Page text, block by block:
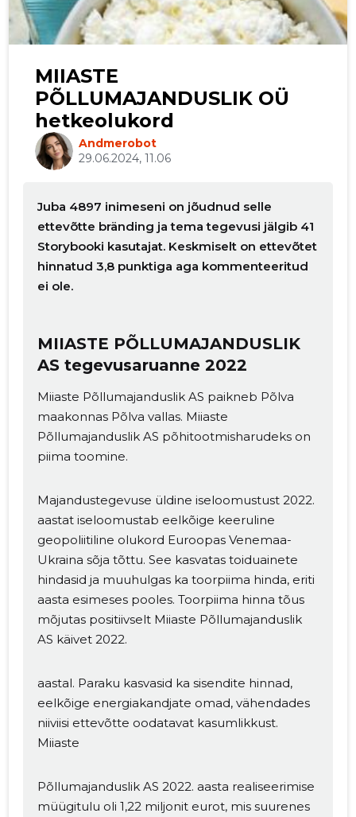
MIIASTE
PÕLLUMAJANDUSLIK OÜ
hetkeolukord
Andmerobot
29.06.2024, 11.06
Juba 4897 inimeseni on jõudnud selle
ettevõtte bränding ja tema tegevusi jälgib 41
Storybooki kasutajat. Keskmiselt on ettevõtet
hinnatud 3,8 punktiga aga kommenteeritud
ei ole.
MIIASTE PÕLLUMAJANDUSLIK
AS tegevusaruanne 2022
Miiaste Põllumajanduslik AS paikneb Põlva
maakonnas Põlva vallas. Miiaste
Põllumajanduslik AS põhitootmisharudeks on
piima toomine.
Majandustegevuse üldine iseloomustust 2022.
aastat iseloomustab eelkõige keeruline
geopoliitiline olukord Euroopas Venemaa-
Ukraina sõja tõttu. See kasvatas toiduainete
hindasid ja muuhulgas ka toorpiima hinda, eriti
aasta esimeses pooles. Toorpiima hinna tõus
mõjutas positiivselt Miiaste Põllumajanduslik
AS käivet 2022.
aastal. Paraku kasvasid ka sisendite hinnad,
eelkõige energiakandjate omad, vähendades
niiviisi ettevõtte oodatavat kasumlikkust.
Miiaste
Põllumajanduslik AS 2022. aasta realiseerimise
müügitulu oli 1,22 miljonit eurot, mis suurenes